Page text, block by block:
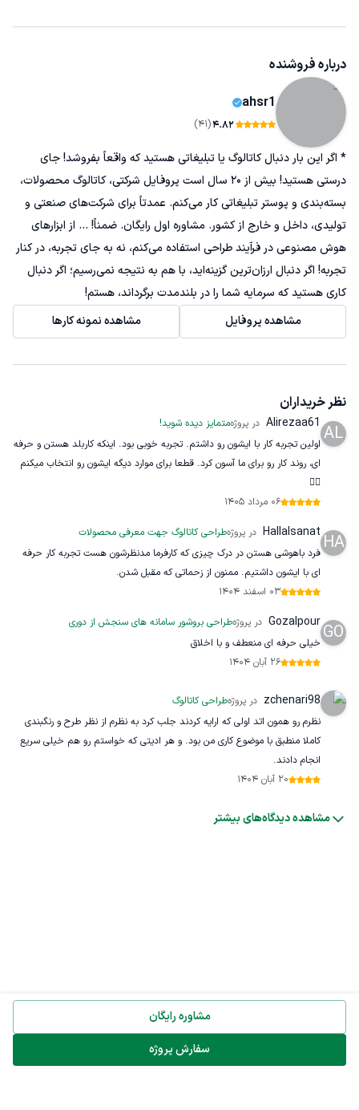
مشاوره رایگان
سفارش پروژه
درباره فروشنده
ahsr1
4.82
(41)
* اگر این بار دنبال کاتالوگ یا تبلیغاتی هستید که واقعاً بفروشد! جای
درستی هستید! بیش از ۲۰ سال است پروفایل شرکتی، کاتالوگ محصولات،
بسته‌بندی و پوستر تبلیغاتی کار می‌کنم. عمدتاً برای شرکت‌های صنعتی و
تولیدی، داخل و خارج از کشور. مشاوره اول رایگان. ضمناً! ... از ابزارهای
هوش مصنوعی در فرآیند طراحی استفاده می‌کنم، نه به جای تجربه، در کنار
تجربه! اگر دنبال ارزان‌ترین گزینه‌اید، با هم به نتیجه نمی‌رسیم؛ اگر دنبال
کاری هستید که سرمایه شما را در بلندمدت برگرداند، هستم!
مشاهده پروفایل
مشاهده نمونه کارها
نظر خریداران
AL
Alirezaa61 در پروژهمتمایز دیده شوید!
اولین تجربه کار با ایشون رو داشتم. تجربه خوبی بود. اینکه کاربلد هستن و حرفه
ای، روند کار رو برای ما آسون کرد. قطعا برای موارد دیگه ایشون رو انتخاب میکنم
👍🏻
06 مرداد 1405
HA
Hallalsanat در پروژهطراحی کاتالوگ جهت معرفی محصولات
فرد باهوشی هستن در درک چیزی که کارفرما مدنظرشون هست تجربه کار حرفه
ای با ایشون داشتیم. ممنون از زحماتی که مقبل شدن.
03 اسفند 1404
GO
Gozalpour در پروژهطراحی بروشور سامانه های سنجش از دوری
خیلی حرفه ای منعطف و با اخلاق
26 آبان 1404
zchenari98 در پروژهطراحی کاتالوگ
نظرم رو همون اتد اولی که ارایه کردند جلب کرد به نظرم از نظر طرح و رنگبندی
کاملا منطبق با موضوع کاری من بود. و هر ادیتی که خواستم رو هم خیلی سریع
انجام دادند.
20 آبان 1404
مشاهده دیدگاه‌های بیشتر